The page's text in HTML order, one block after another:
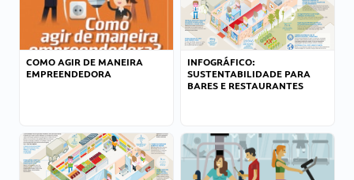
COMO AGIR DE MANEIRA
EMPREENDEDORA
INFOGRÁFICO:
SUSTENTABILIDADE PARA
BARES E RESTAURANTES